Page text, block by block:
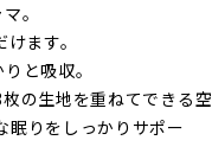
。
ます。
と吸収。
の生地を重ねてできる空
眠りをしっかりサポー